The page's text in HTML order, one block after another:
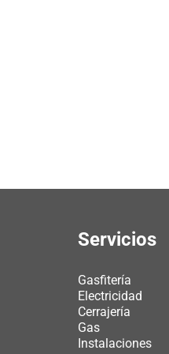
Servicios
Gasfitería
Electricidad
Cerrajería
Gas
Instalaciones